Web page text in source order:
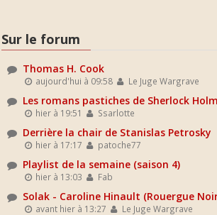
Sur le forum
Thomas H. Cook
aujourd'hui à 09:58 Le Juge Wargrave
Les romans pastiches de Sherlock
hier à 19:51 Ssarlotte
Derrière la chair de Stanislas Petrosky
hier à 17:17 patoche77
Playlist de la semaine (saison 4)
hier à 13:03 Fab
Solak - Caroline Hinault (Rouergue
avant hier à 13:27 Le Juge Wargrave